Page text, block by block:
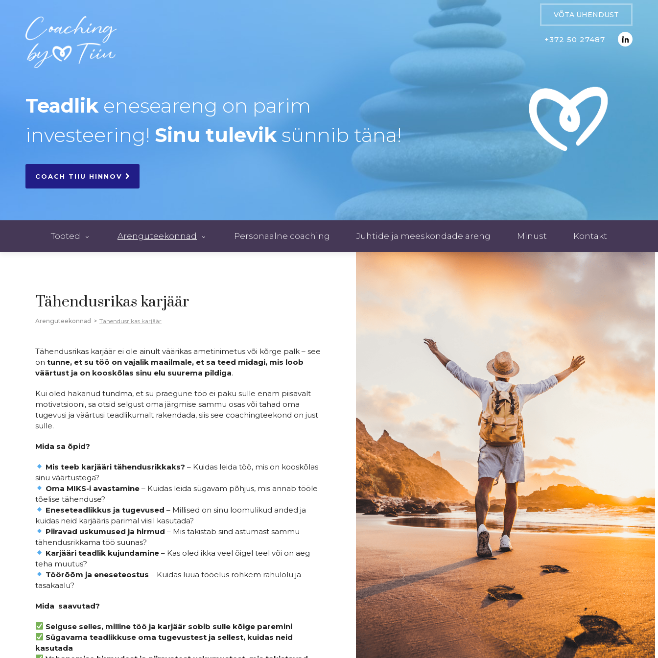
+372 50 27487
Teadlikeneseareng on parim
investeering! Sinu tuleviksünnib täna!
COACH TIIU HINNOV
VÕTA ÜHENDUST
Tooted Arenguteekonnad Personaalne coaching Juhtide ja meeskondade areng Minust Kontakt
Tähendusrikas karjäär
Arenguteekonnad > Tähendusrikas karjäär
Tähendusrikas karjäär ei ole ainult väärikas ametinimetus või kõrge palk – see
on tunne, et su töö on vajalik maailmale, et sa teed midagi, mis loob
väärtust ja on kooskõlas sinu elu suurema pildiga.
Kui oled hakanud tundma, et su praegune töö ei paku sulle enam piisavalt
motivatsiooni, sa otsid selgust oma järgmise sammu osas või tahad oma
tugevusi ja väärtusi teadlikumalt rakendada, siis see coachingteekond on just
sulle.
Mida sa õpid?
Mis teeb karjääri tähendusrikkaks? – Kuidas leida töö, mis on kooskõlas
sinu väärtustega?
Oma MIKS-i avastamine – Kuidas leida sügavam põhjus, mis annab tööle
tõelise tähenduse?
Eneseteadlikkus ja tugevused – Millised on sinu loomulikud anded ja
kuidas neid karjääris parimal viisil kasutada?
Piiravad uskumused ja hirmud – Mis takistab sind astumast sammu
tähendusrikkama töö suunas?
Karjääri teadlik kujundamine – Kas oled ikka veel õigel teel või on aeg
teha muutus?
Töörõõm ja eneseteostus – Kuidas luua tööelus rohkem rahulolu ja
tasakaalu?
Mida saavutad?
Selguse selles, milline töö ja karjäär sobib sulle kõige paremini
Sügavama teadlikkuse oma tugevustest ja sellest, kuidas neid
kasutada